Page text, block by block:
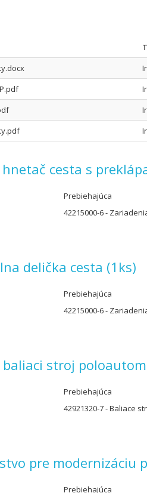
cesta s
Prebiehajúca
42215000-6 -
delička cesta (1ks)
Prebiehajúca
42215000-6 -
baliaci stroj
Prebiehajúca
42921320-7 - Baliace
pre modernizáciu
Prebiehajúca